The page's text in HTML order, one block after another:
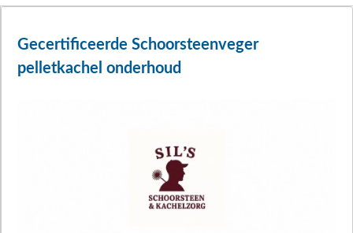
Gecertificeerde Schoorsteenveger
pelletkachel onderhoud